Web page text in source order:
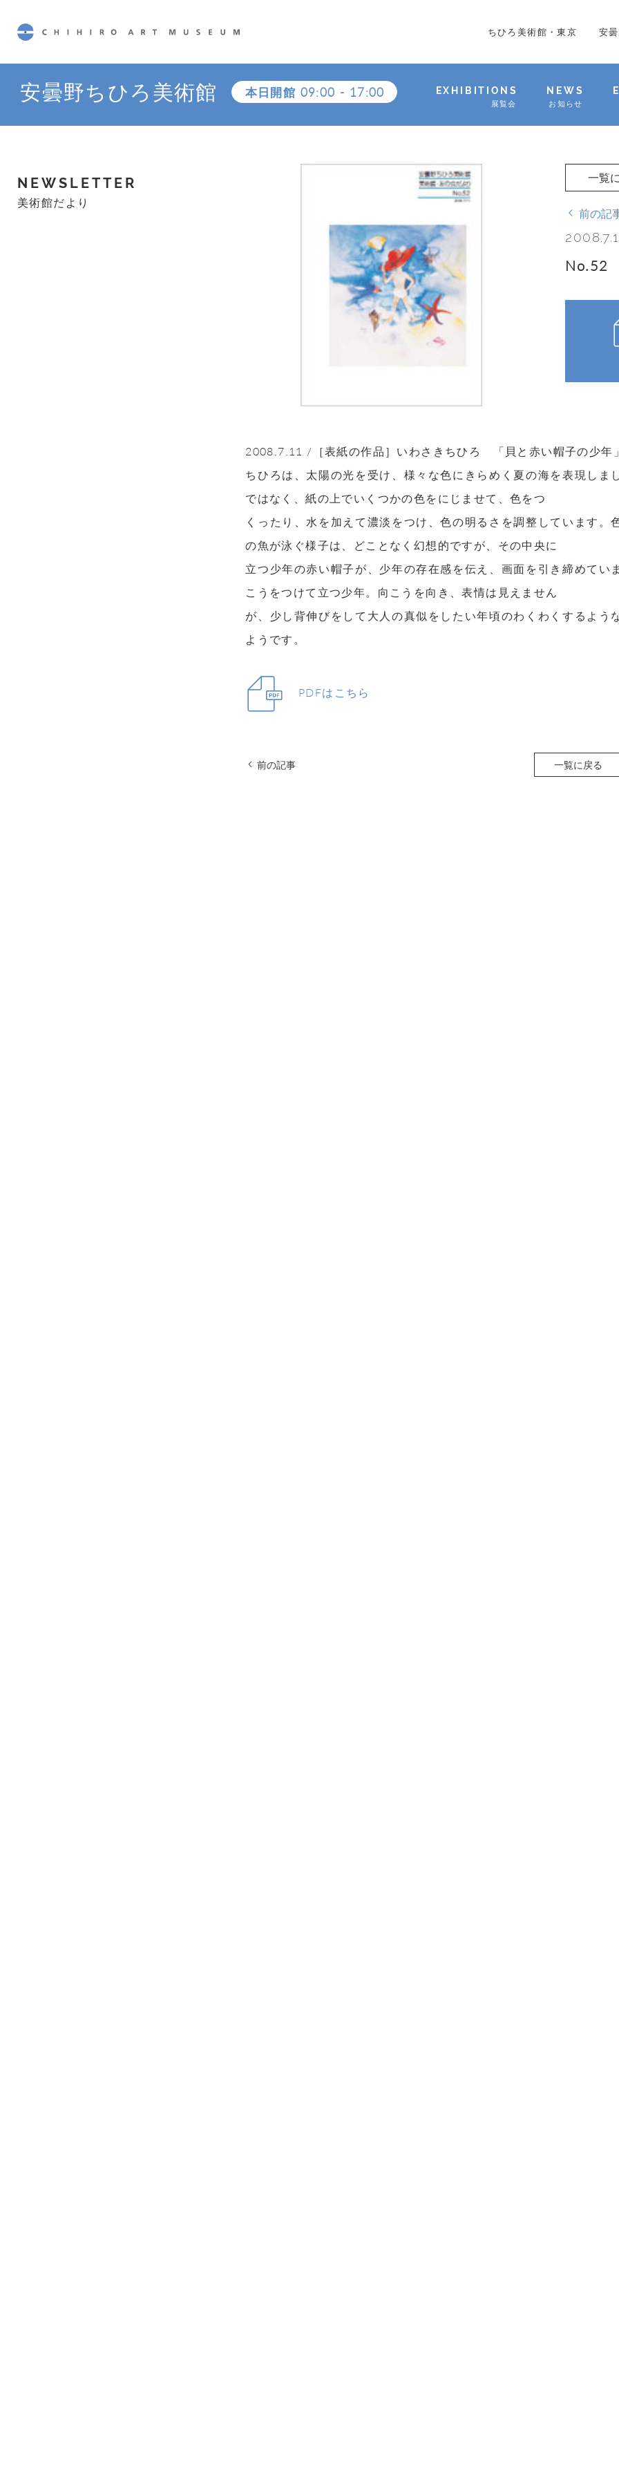
ちひろ美術館・東京 安
安曇野ちひろ美術館 本日開館 09:00 - 17:00 EXHIBITIONS
展覧会
NEWS
お知らせ
NEWSLETTER
美術館だより
一覧
前の記
No.52
2008.7.11 /［表紙の作品］いわさきちひろ 「貝と赤い帽子の少
ちひろは、太陽の光を受け、様々な色にきらめく夏の海を表現しま
ではなく、紙の上でいくつかの色をにじませて、色をつ
くったり、水を加えて濃淡をつけ、色の明るさを調整しています
の魚が泳ぐ様子は、どことなく幻想的ですが、その中央に
立つ少年の赤い帽子が、少年の存在感を伝え、画面を引き締めてい
こうをつけて立つ少年。向こうを向き、表情は見えません
が、少し背伸びをして大人の真似をしたい年頃のわくわくするよう
ようです。
PDFはこちら
前の記事 一覧に戻る